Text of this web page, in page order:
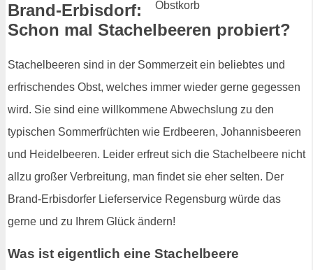
Brand-Erbisdorf:
Schon mal Stachelbeeren probiert?
Stachelbeeren sind in der Sommerzeit ein beliebtes und
erfrischendes Obst, welches immer wieder gerne gegessen
wird. Sie sind eine willkommene Abwechslung zu den
typischen Sommerfrüchten wie Erdbeeren, Johannisbeeren
und Heidelbeeren. Leider erfreut sich die Stachelbeere nicht
allzu großer Verbreitung, man findet sie eher selten. Der
Brand-Erbisdorfer Lieferservice Regensburg würde das
gerne und zu Ihrem Glück ändern!
Was ist eigentlich eine Stachelbeere